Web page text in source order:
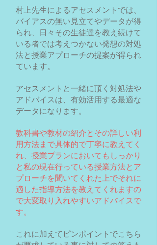
村上先生によるアセスメントでは、
バイアスの無い見立てやデータが得
られ、日々その生徒達を教え続けて
いる者では考えつかない発想の対処
法と授業アプローチの提案が得られ
ています。
アセスメントと一緒に頂く対処法や
アドバイスは、有効活用する最適な
データになります。
教科書や教材の紹介とその詳しい利
用方法まで具体的で丁寧に教えてく
れ、授業プランにおいてもしっかり
と私の現在行っている授業方法とア
プローチを聞いてくれた上でそれに
適した指導方法を教えてくれますの
で大変取り入れやすいアドバイスで
す。
これに加えてピンポイントでこちら